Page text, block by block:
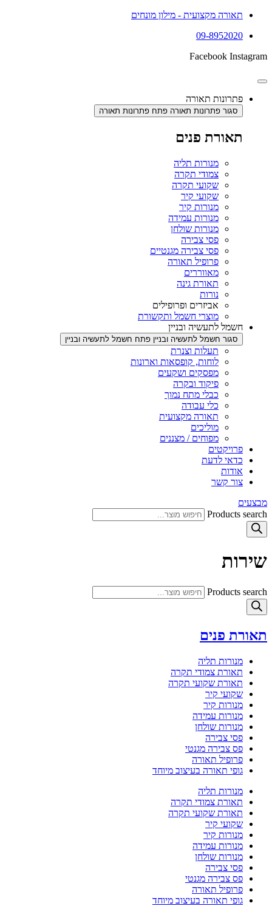
תאורה מקצועית - מילון מונחים
09-8952020
Facebook Instagram
פתרונות תאורה
סגור פתרונות תאורה פתח פתרונות תאורה
תאורת פנים
מנורות תליה
צמודי תקרה
שקועי תקרה
שקועי קיר
מנורות קיר
מנורות עמידה
מנורות שולחן
פסי צבירה
פסי צבירה מגנטיים
פרופיל תאורה
מאווררים
תאורת גינה
נורות
אביזרים ופרופילים
מוצרי חשמל ותקשורת
חשמל לתעשיה ובניין
סגור חשמל לתעשיה ובניין פתח חשמל לתעשיה ובניין
תעלות וצנרת
לוחות, קופסאות וארונות
מפסקים ושקעים
פיקוד ובקרה
כבלי מתח נמוך
כלי עבודה
תאורה מקצועית
מוליכים
מפוחים / מצננים
פרויקטים
כדאי לדעת
אודות
צור קשר
מבצעים
Products search
שירות
Products search
תאורת פנים
מנורות תליה
תאורת צמודי תקרה
תאורת שקועי תקרה
שקועי קיר
מנורות קיר
מנורות עמידה
מנורות שולחן
פסי צבירה
פס צבירה מגנטי
פרופיל תאורה
גופי תאורה בעיצוב מיוחד
מנורות תליה
תאורת צמודי תקרה
תאורת שקועי תקרה
שקועי קיר
מנורות קיר
מנורות עמידה
מנורות שולחן
פסי צבירה
פס צבירה מגנטי
פרופיל תאורה
גופי תאורה בעיצוב מיוחד